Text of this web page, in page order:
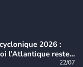
2026 :
l’Atlantique reste
22/07